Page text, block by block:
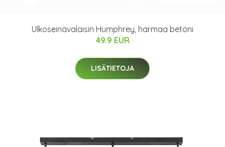
Ulkoseinävalaisin Humphrey, harmaa betoni
49.9 EUR
LISÄTIETOJA